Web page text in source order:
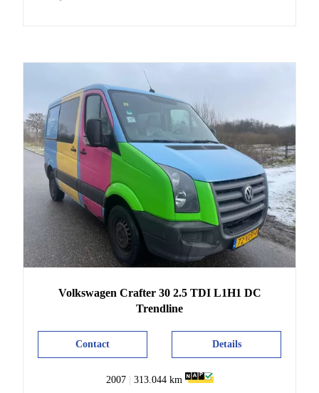
Volkswagen Crafter 30 2.5 TDI L1H1 DC
Trendline
Details
Contact
2007| 313.044 km